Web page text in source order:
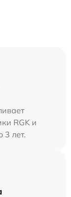
RGK и
3 лет.